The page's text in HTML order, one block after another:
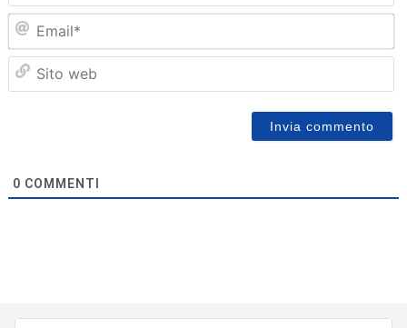
0 COMMENTI